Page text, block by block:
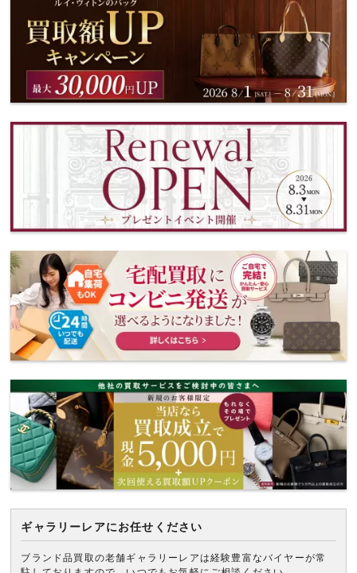
ギャラリーレアにお任せください
ブランド品買取の老舗ギャラリーレアは経験豊富なバイヤーが常